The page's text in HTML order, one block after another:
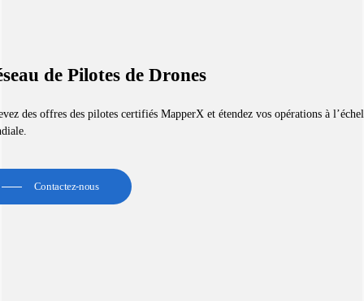
de Pilotes de Drones
des offres des pilotes certifiés MapperX et étendez vos opérations à
Contactez-nous